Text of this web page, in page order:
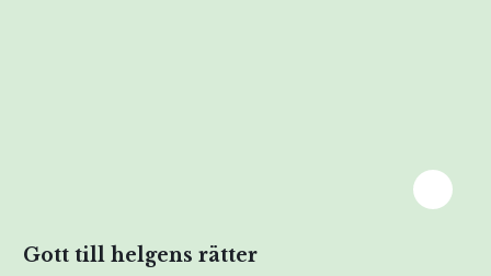
Gott till helgens rätter